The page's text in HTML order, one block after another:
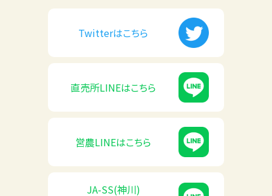
Twitterはこちら
直売所LINEはこちら
営農LINEはこちら
JA-SS(神川)